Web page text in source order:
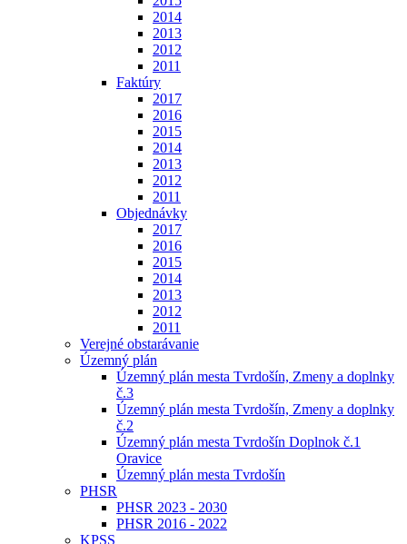
2014
2013
2012
2011
Faktúry
2017
2016
2015
2014
2013
2012
2011
Objednávky
2017
2016
2015
2014
2013
2012
2011
Verejné obstarávanie
Územný plán
Územný plán mesta Tvrdošín, Zmeny a doplnky
č.3
Územný plán mesta Tvrdošín, Zmeny a doplnky
č.2
Územný plán mesta Tvrdošín Doplnok č.1
Oravice
Územný plán mesta Tvrdošín
PHSR
PHSR 2023 - 2030
PHSR 2016 - 2022
KPSS